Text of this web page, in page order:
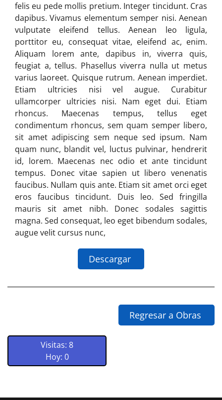
felis eu pede mollis pretium. Integer tincidunt. Cras
dapibus. Vivamus elementum semper nisi. Aenean
vulputate eleifend tellus. Aenean leo ligula,
porttitor eu, consequat vitae, eleifend ac, enim.
Aliquam lorem ante, dapibus in, viverra quis,
feugiat a, tellus. Phasellus viverra nulla ut metus
varius laoreet. Quisque rutrum. Aenean imperdiet.
Etiam ultricies nisi vel augue. Curabitur
ullamcorper ultricies nisi. Nam eget dui. Etiam
rhoncus. Maecenas tempus, tellus eget
condimentum rhoncus, sem quam semper libero,
sit amet adipiscing sem neque sed ipsum. Nam
quam nunc, blandit vel, luctus pulvinar, hendrerit
id, lorem. Maecenas nec odio et ante tincidunt
tempus. Donec vitae sapien ut libero venenatis
faucibus. Nullam quis ante. Etiam sit amet orci eget
eros faucibus tincidunt. Duis leo. Sed fringilla
mauris sit amet nibh. Donec sodales sagittis
magna. Sed consequat, leo eget bibendum sodales,
augue velit cursus nunc,
Descargar
Regresar a Obras
Visitas: 8
Hoy: 0